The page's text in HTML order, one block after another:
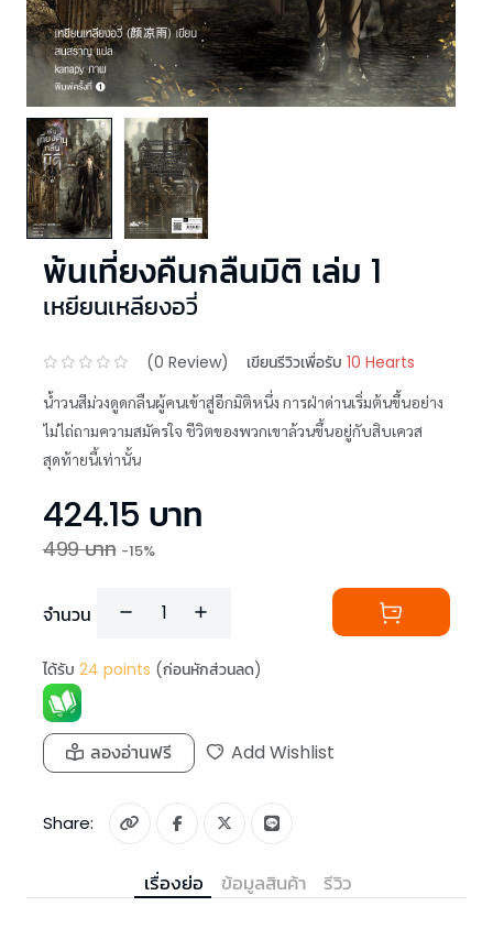
พ้นเที่ยงคืนกลืนมิติ เล่ม 1
เหยียนเหลียงอวี่
(0 Review) เขียนรีวิวเพื่อรับ 10 Hearts
น้ำวนสีม่วงดูดกลืนผู้คนเข้าสู่อีกมิติหนึ่ง การฝ่าด่านเริ่มต้นขึ้นอย่าง
ไม่ไถ่ถามความสมัครใจ ชีวิตของพวกเขาล้วนขึ้นอยู่กับสิบเควส
สุดท้ายนี้เท่านั้น
424.15 บาท
499บาท -15%
จำนวน
ได้รับ 24 points (ก่อนหักส่วนลด)
ลองอ่านฟรี Add Wishlist
Share:
เรื่องย่อ ข้อมูลสินค้า รีวิว